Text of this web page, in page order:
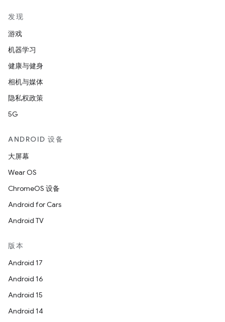
发现
游戏
机器学习
健康与健身
相机与媒体
隐私权政策
5G
ANDROID 设备
大屏幕
Wear OS
ChromeOS 设备
Android for Cars
Android TV
版本
Android 17
Android 16
Android 15
Android 14